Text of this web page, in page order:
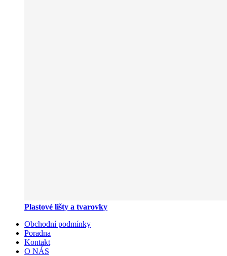
Plastové lišty a tvarovky
Obchodní podmínky
Poradna
Kontakt
O NÁS